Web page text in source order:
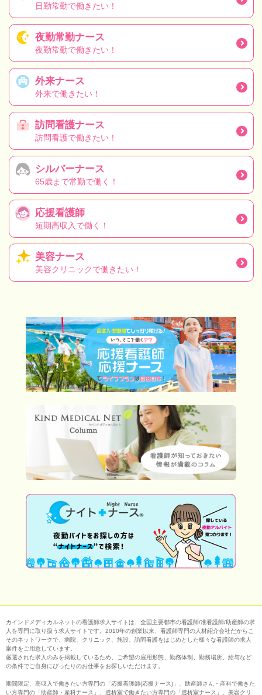
日勤常勤で働きたい！
夜勤常勤ナース
夜勤常勤で働きたい！
外来ナース
外来で働きたい！
訪問看護ナース
訪問看護で働きたい！
シルバーナース
65歳まで常勤で働く！
応援看護師
短期高収入で働く！
美容ナース
美容クリニックで働きたい！
カインドメディカルネットの看護師求人サイトは、全国主要都市の看護師/准看護師/助産師の求
人を専門に取り扱う求人サイトです。2010年の創業以来、看護師専門の人材紹介会社だからこ
そのネットワークで、病院、クリニック、施設、訪問看護をはじめとした様々な看護師の求人
案件をご用意しています。
厳選された求人のみを掲載しているため、ご希望の雇用形態、勤務体制、勤務場所、給与など
の条件でご自身にぴったりのお仕事をお探しいただけます。
期間限定、高収入で働きたい方専門の「応援看護師(応援ナース)」、助産師さん・産科で働きた
い方専門の「助産師・産科ナース」、透析室で働きたい方専門の「透析室ナース」、美容クリ